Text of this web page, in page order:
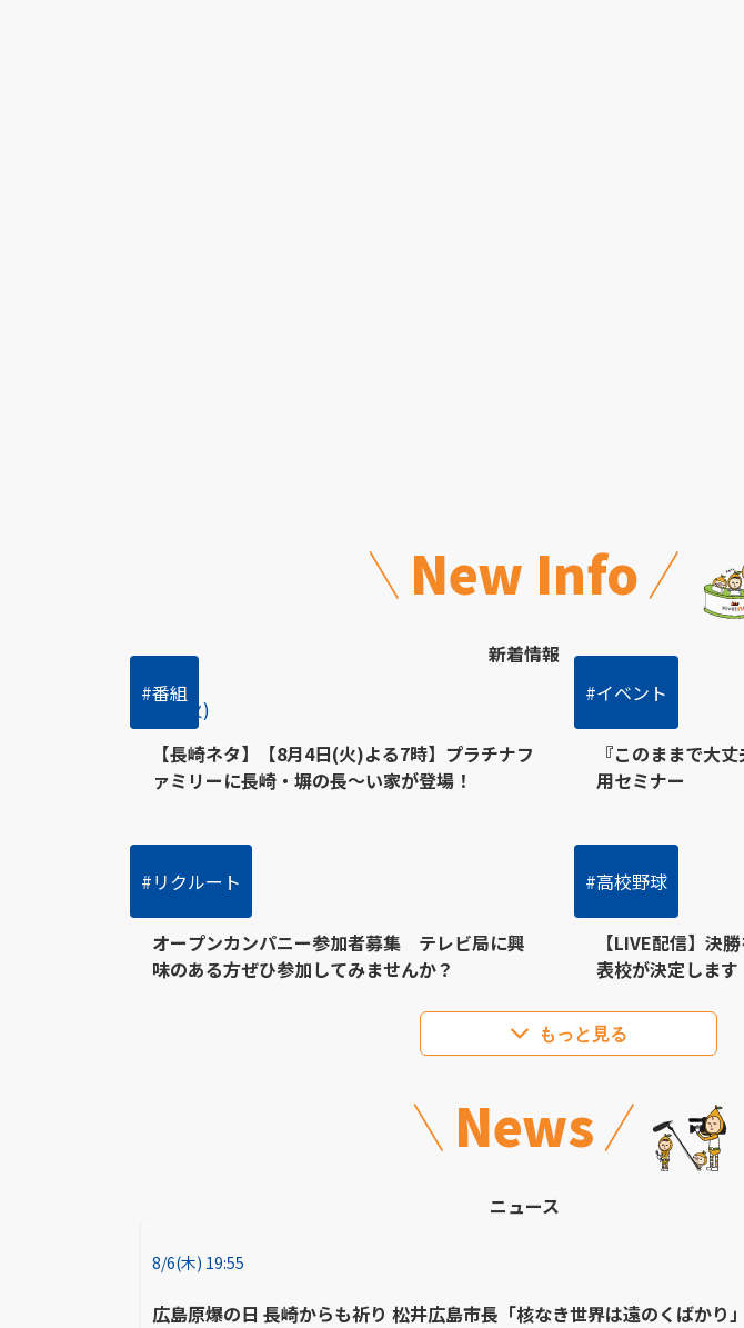
New Info
新着情報
8/4(火)
【長崎ネタ】【8月4日(火)よる7時】プラチナフ
ァミリーに長崎・塀の長～い家が登場！
#番組
8/1(土)
『このままで大
用セミナー
#イベント
7/28(火)
オープンカンパニー参加者募集 テレビ局に興
味のある方ぜひ参加してみませんか？
#リクルート
7/25(土)
【LIVE配信】決
表校が決定します
#高校野球
もっと見る
News
ニュース
8/6(木) 19:55
広島原爆の日 長崎からも祈り 松井広島市長「核なき世界は遠のくばかり